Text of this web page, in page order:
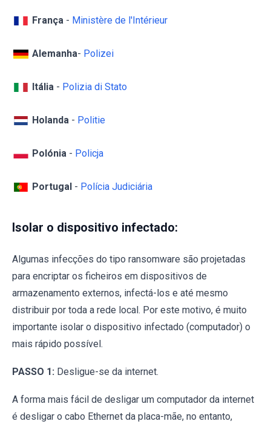
França - Ministère de l'Intérieur
Alemanha- Polizei
Itália - Polizia di Stato
Holanda - Politie
Polónia - Policja
Portugal - Polícia Judiciária
Isolar o dispositivo infectado:
Algumas infecções do tipo ransomware são projetadas
para encriptar os ficheiros em dispositivos de
armazenamento externos, infectá-los e até mesmo
distribuir por toda a rede local. Por este motivo, é muito
importante isolar o dispositivo infectado (computador) o
mais rápido possível.
PASSO 1: Desligue-se da internet.
A forma mais fácil de desligar um computador da internet
é desligar o cabo Ethernet da placa-mãe, no entanto,